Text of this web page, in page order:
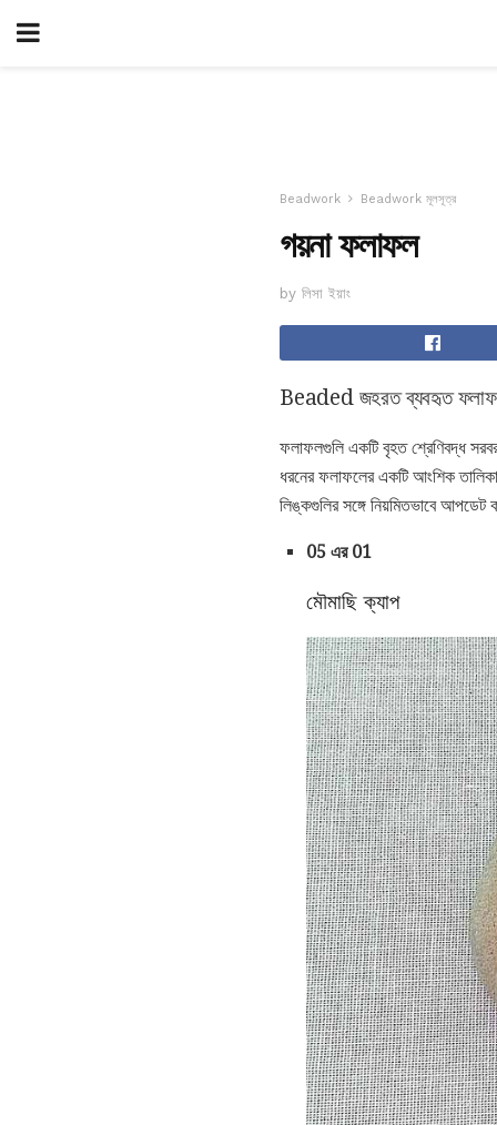
Beadwork Beadwork মূলসূত্র
গয়না ফলাফল
by লিসা ইয়াং
Beaded জহরত ব্যবহৃত
ফলাফলগুলি একটি বৃহত শ্রেণিবদ্ধ
ধরনের ফলাফলের একটি আংশিক
লিঙ্কগুলির সঙ্গে নিয়মিতভাবে আপডেট
05 এর 01
মৌমাছি ক্যাপ